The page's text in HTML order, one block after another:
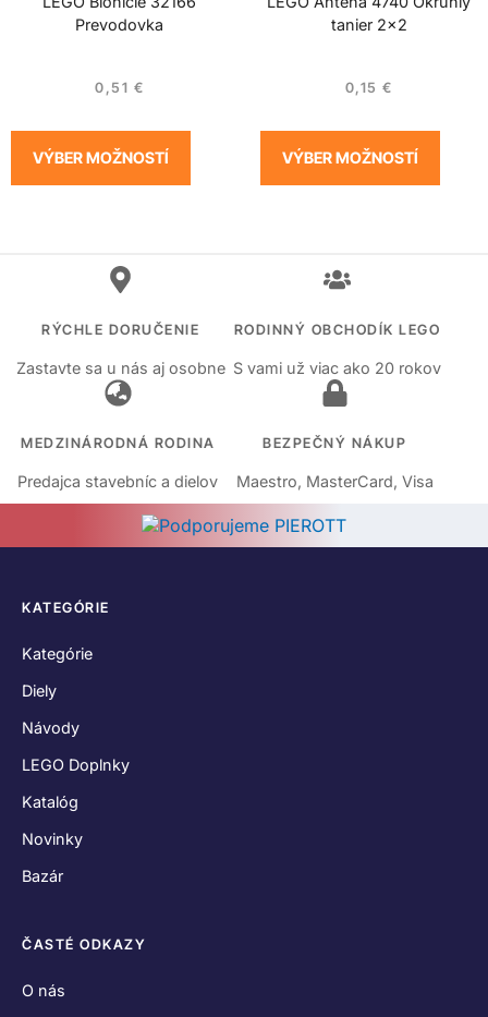
Prevodovka
0,51 €
VÝBER MOŽNOSTÍ
tanier 2×2
0,15 €
VÝBER MOŽNOSTÍ
RÝCHLE DORUČENIE
Zastavte sa u nás aj osobne
RODINNÝ OBCHODÍK LEGO
S vami už viac ako 20 rokov
MEDZINÁRODNÁ RODINA
Predajca stavebníc a dielov
BEZPEČNÝ NÁKUP
Maestro, MasterCard, Visa
KATEGÓRIE
Kategórie
Diely
Návody
LEGO Doplnky
Katalóg
Novinky
Bazár
ČASTÉ ODKAZY
O nás